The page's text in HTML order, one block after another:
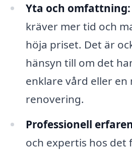
Yta och omfattning:
kräver mer tid och
höja priset. Det är
hänsyn till om det
enklare vård eller
renovering.
Professionell
och expertis hos det